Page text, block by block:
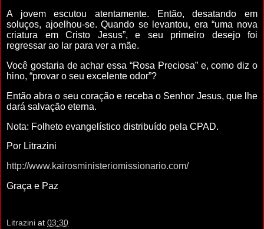
A jovem escutou atentamente. Então, desatando em
soluços, ajoelhou-se. Quando se levantou, era “uma nova
criatura em Cristo Jesus”, e seu primeiro desejo foi
regressar ao lar para ver a mãe.
Você gostaria de achar essa “Rosa Preciosa” e, como diz o
hino, “provar o seu excelente odor”?
Então abra o seu coração e receba o Senhor Jesus, que lhe
dará salvação eterna.
Nota: Folheto evangelístico distribuído pela CPAD.
Por Litrazini
http://www.kairosministeriomissionario.com/
Graça e Paz
Litrazini at 03:30